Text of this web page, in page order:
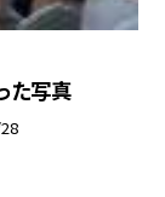
た写真